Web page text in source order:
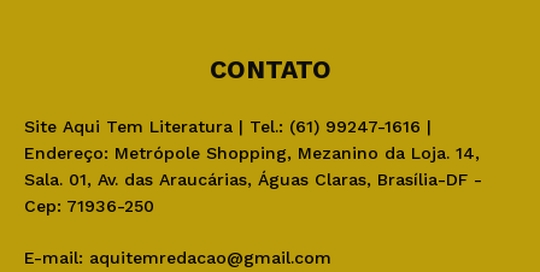
CONTATO
Site Aqui Tem Literatura | Tel.: (61) 99247-1616 |
Endereço: Metrópole Shopping, Mezanino da Loja. 14,
Sala. 01, Av. das Araucárias, Águas Claras, Brasília-DF -
Cep: 71936-250
E-mail: aquitemredacao@gmail.com